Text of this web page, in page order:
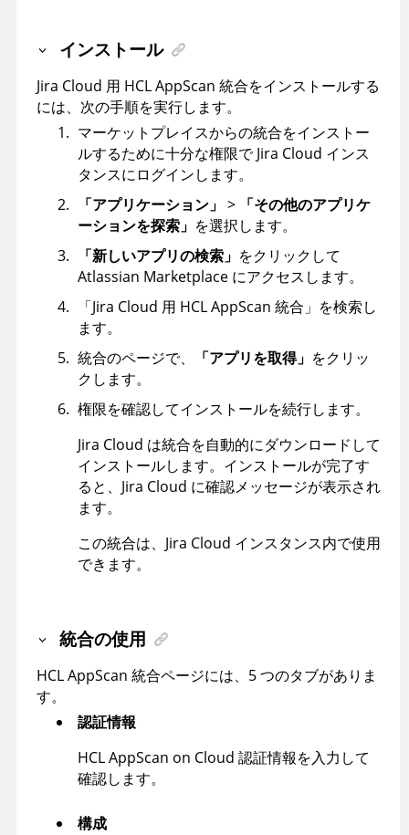
インストール
Jira Cloud 用 HCLAppScan 統合をインストールする
には、次の手順を実行します。
マーケットプレイスからの統合をインストー
ルするために十分な権限で Jira Cloud インス
タンスにログインします。
「アプリケーション」 > 「その他のアプリケ
ーションを探索」 を選択します。
「新しいアプリの検索」 をクリックして
Atlassian Marketplace にアクセスします。
「Jira Cloud 用 HCLAppScan 統合」を検索し
ます。
統合のページで、
「アプリを取得」 をクリッ
クします。
権限を確認してインストールを続行します。
Jira Cloud は統合を自動的にダウンロードして
インストールします。インストールが完了す
ると、Jira Cloud に確認メッセージが表示され
ます。
この統合は、Jira Cloud インスタンス内で使用
できます。
統合の使用
HCLAppScan 統合ページには、5 つのタブがありま
す。
認証情報
HCL AppScan on Cloud 認証情報を入力して
確認します。
構成